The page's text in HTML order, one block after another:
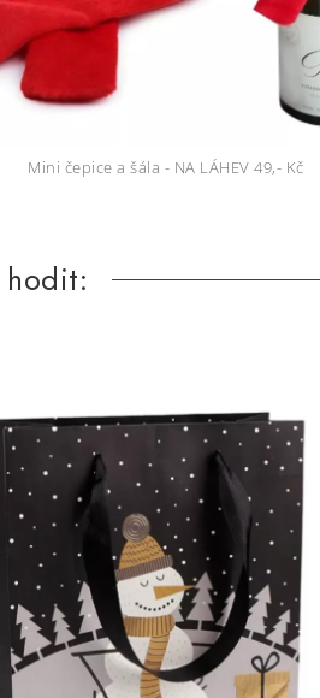
Mini čepice a šála - NA LÁHEV 49,- Kč